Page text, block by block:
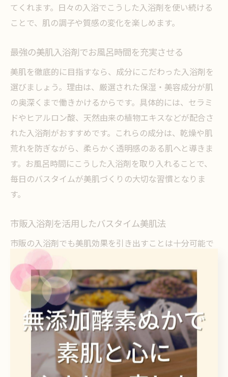
てくれます。日々の入浴でこうした入浴剤を使い続ける
ことで、肌の調子や質感の変化を楽しめます。
最強の美肌入浴剤でお風呂時間を充実させる
美肌を徹底的に目指すなら、成分にこだわった入浴剤を
選びましょう。理由は、厳選された保湿・美容成分が肌
の奥深くまで働きかけるからです。具体的には、セラミ
ドやヒアルロン酸、天然由来の植物エキスなどが配合さ
れた入浴剤がおすすめです。これらの成分は、乾燥や肌
荒れを防ぎながら、柔らかく透明感のある肌へと導きま
す。お風呂時間にこうした入浴剤を取り入れることで、
毎日のバスタイムが美肌づくりの大切な習慣となりま
す。
市販入浴剤を活用したバスタイム美肌法
市販の入浴剤でも美肌効果を引き出すことは十分可能で
す。理由は、多くの市販入浴剤が保湿や整肌に特化した
成分を配合しているからです。例えば、ドラッグストア
で手軽に手に入る保湿系入浴剤を選び、毎日継続して使
うことで、肌の乾燥やごわつきをケアできます。また、
入浴後はタオルでやさしく押さえるように拭き取り、す
ぐに保湿クリームを塗布することで、うるおいを逃しま
せん。身近なアイテムを上手に活用することが、美肌へ
の近道です。